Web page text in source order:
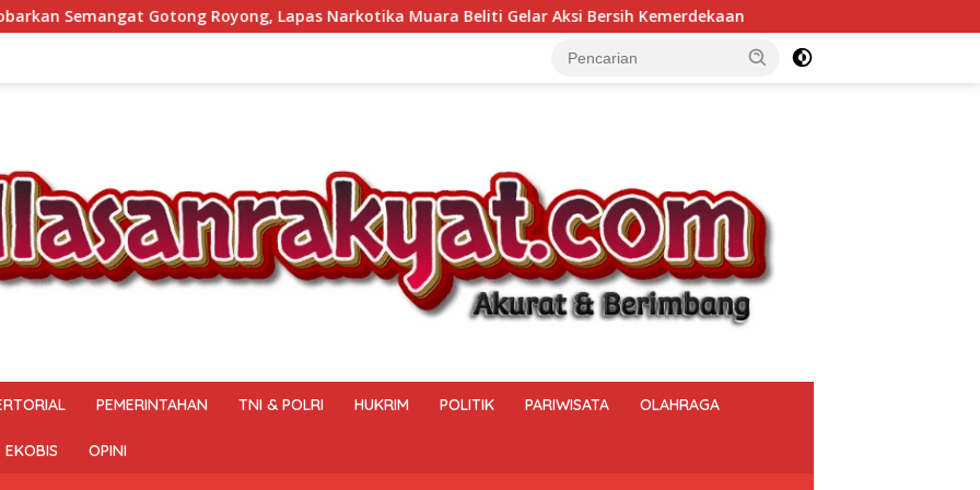
Royong, Lapas Narkotika Muara Beliti Gelar Aksi Bersih Kemerdekaan Vonis Korupsi Jembatan Cirauci II, Eks Kadis
PEMERINTAHAN TNI & POLRI HUKRIM POLITIK PARIWISATA OLAHRAGA
EKOBIS OPINI